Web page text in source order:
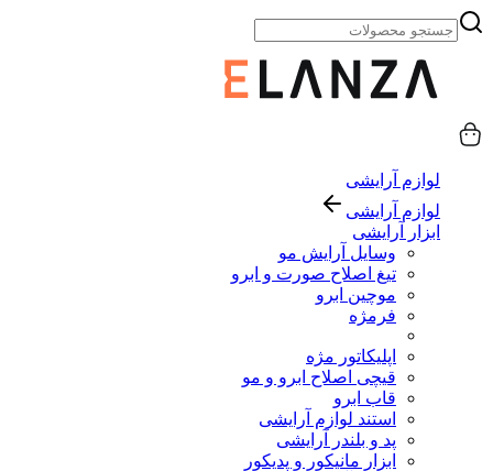
لوازم آرایشی
لوازم آرایشی
ابزار آرایشی
وسایل آرایش مو
تیغ اصلاح صورت و ابرو
موچین ابرو
فرمژه
اپلیکاتور مژه
قیچی اصلاح ابرو و مو
قاب ابرو
استند لوازم آرایشی
پد و بلندر آرایشی
ابزار مانیکور و پدیکور